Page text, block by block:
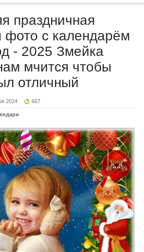
праздничная
фото с календарём
- 2025 Змейка
мчится чтобы
отличный
2024 667